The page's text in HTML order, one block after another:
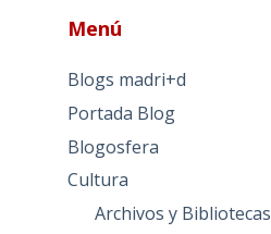
Menú
Blogs madri+d
Portada Blog
Blogosfera
Cultura
Archivos y Bibliotecas